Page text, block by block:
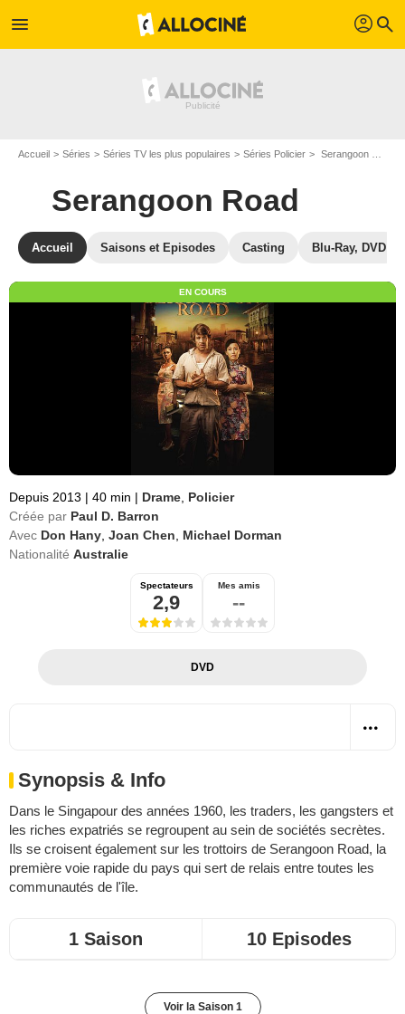
menu profil search
Accueil Séries Séries TV les plus populaires Séries Policier Serangoon Road
Serangoon Road
Accueil Saisons et Episodes Casting Blu-Ray, DVD
EN COURS
Depuis 2013 | 40 min | Drame Policier
Créée par Paul D. Barron
Avec Don Hany Joan Chen
Michael Dorman
Nationalité Australie
Spectateurs
2,9
Mes amis
--
DVD
Synopsis & Info
Dans le Singapour des années 1960, les traders, les gangsters et
les riches expatriés se regroupent au sein de sociétés secrètes.
Ils se croisent également sur les trottoirs de Serangoon Road, la
première voie rapide du pays qui sert de relais entre toutes les
communautés de l'île.
1 Saison 10 Episodes
Voir la Saison 1